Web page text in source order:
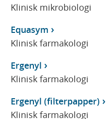
Klinisk mikrobiologi
Equasym
Klinisk farmakologi
Ergenyl
Klinisk farmakologi
Ergenyl (filterpapper)
Klinisk farmakologi